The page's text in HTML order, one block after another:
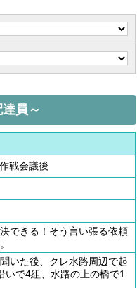
員～
戦会議後
できる！そう言い張る依頼
いた後、クレ水路周辺で起
いで4組、水路の上の橋で1